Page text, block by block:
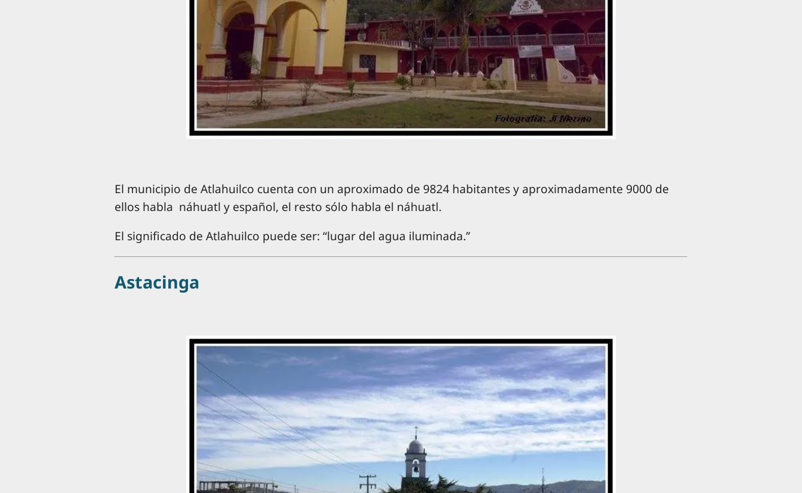
El municipio de Atlahuilco cuenta con un aproximado de 9824 habitantes y aproximadamente 9000 de
ellos habla náhuatl y español, el resto sólo habla el náhuatl.
El significado de Atlahuilco puede ser: “lugar del agua iluminada.”
Astacinga